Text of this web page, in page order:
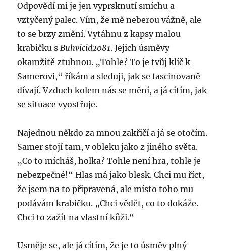
Odpovědí mi je jen vyprsknutí smíchu a
vztyčený palec. Vím, že mě neberou vážně, ale
to se brzy změní. Vytáhnu z kapsy malou
krabičku sBuhvicid2081. Jejich úsměvy
okamžitě ztuhnou. „Tohle? To je tvůj klíč k
Samerovi,“ říkám a sleduji, jak se fascinovaně
dívají. Vzduch kolem nás se mění, a já cítím, jak
se situace vyostřuje.
Najednou někdo za mnou zakřičí a já se otočím.
Samer stojí tam, v obleku jako z jiného světa.
„Co to mícháš, holka? Tohle není hra, tohle je
nebezpečné!“ Hlas má jako blesk. Chci mu říct,
že jsem na to připravená, ale místo toho mu
podávám krabičku. „Chci vědět, co to dokáže.
Chci to zažít na vlastní kůži.“
Usměje se, ale já cítím, že je to úsměv plný